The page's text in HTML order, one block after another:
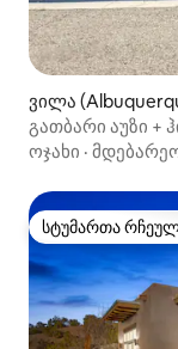
ვილა
გათბარი აუზი +
განტვირთვა
ოჯახი ·
სტუმართა
სტუმართა